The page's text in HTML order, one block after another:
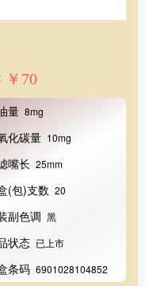
￥70
量 8mg
化碳量 10mg
嘴长 25mm
(包)支数 20
副色调 黑
状态 已上市
条码 6901028104852